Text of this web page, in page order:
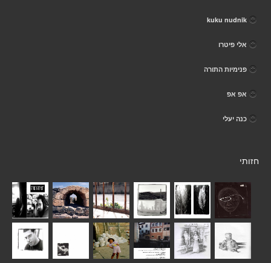
kuku nudnik
אלי פיטרו
פנימיות התורה
אפ אפ
כנה יעלי
חזותי